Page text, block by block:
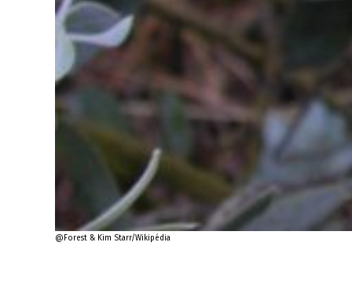
@Forest & Kim Starr/Wikipédia